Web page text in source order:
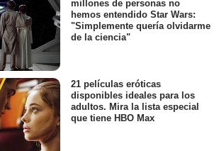
millones de personas no
hemos entendido Star Wars:
"Simplemente quería olvidarme
de la ciencia"
21 películas eróticas
disponibles ideales para los
adultos. Mira la lista especial
que tiene HBO Max